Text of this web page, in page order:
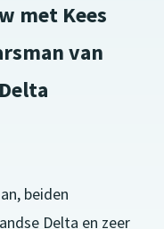
met Kees
van
beiden
Delta en zeer